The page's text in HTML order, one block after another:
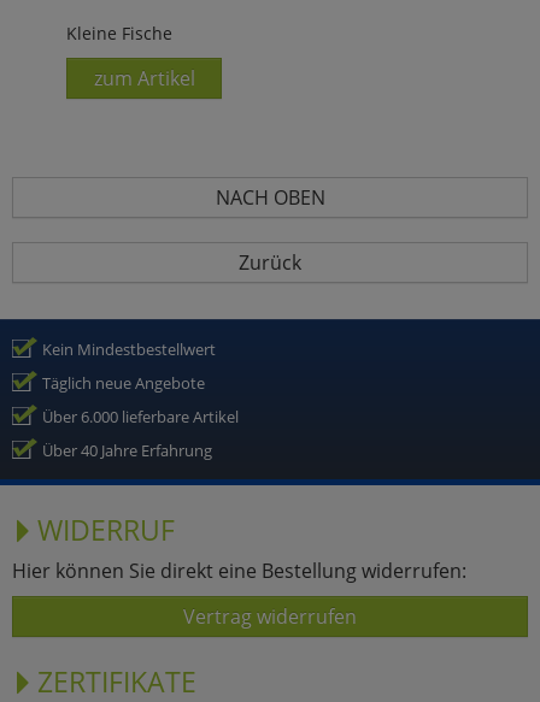
Kleine Fische
zum Artikel
NACH OBEN
Zurück
Kein Mindestbestellwert
Täglich neue Angebote
Über 6.000 lieferbare Artikel
Über 40 Jahre Erfahrung
WIDERRUF
Hier können Sie direkt eine Bestellung widerrufen:
Vertrag widerrufen
ZERTIFIKATE